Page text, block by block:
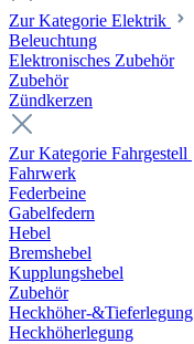
Zur Kategorie Elektrik
Beleuchtung
Elektronisches Zubehör
Zubehör
Zündkerzen
Zur Kategorie Fahrgestell
Fahrwerk
Federbeine
Gabelfedern
Hebel
Bremshebel
Kupplungshebel
Zubehör
Heckhöher-&Tieferlegung
Heckhöherlegung